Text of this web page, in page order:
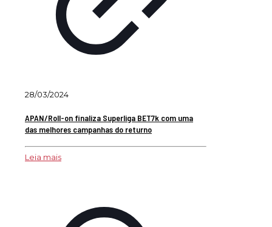
28/03/2024
APAN/Roll-on finaliza Superliga BET7k com uma
das melhores campanhas do returno
Leia mais